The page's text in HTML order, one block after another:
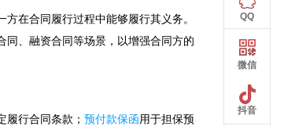
在合同履行过程中能够履行其义务。
同、融资合同等场景，以增强合同方的
履行合同条款； 预付款保函用于担保预
QQ
微信
抖音